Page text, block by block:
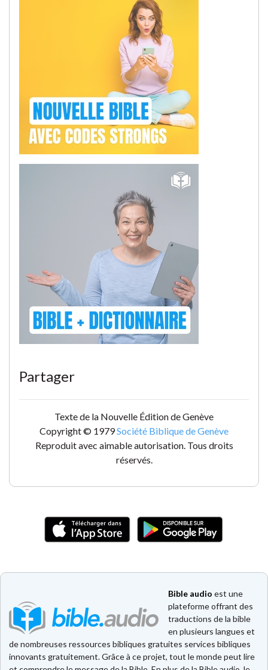
Partager
Texte de la Nouvelle Édition de Genève
Copyright © 1979Société Biblique de Genève
Reproduit avec aimable autorisation. Tous droits
réservés.
Bible audio est une
plateforme offrant des
traductions de la bible
en plusieurs langues et
de nombreuses ressources bibliques gratuites services bibliques
innovants gratuitement. Grâce à ce projet, tout le monde peut lire